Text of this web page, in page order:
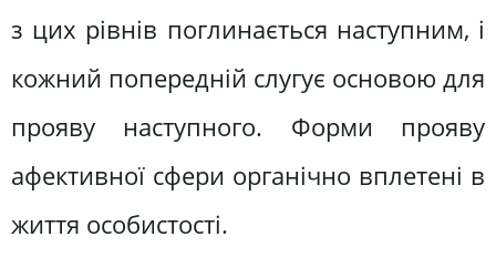
з цих рівнів поглинається наступним, і
кожний попередній слугує основою для
прояву наступного. Форми прояву
афективної сфери органічно вплетені в
життя особистості.